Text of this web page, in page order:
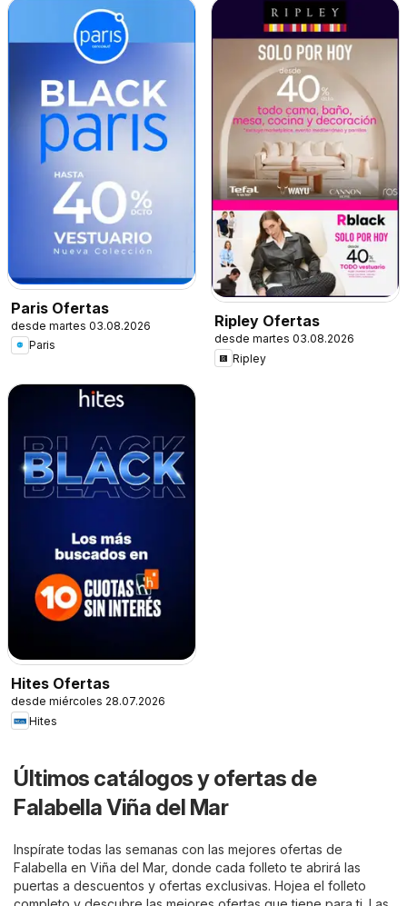
Paris Ofertas
desde martes 03.08.2026
Paris
Ripley Ofertas
desde martes 03.08.2026
Ripley
Hites Ofertas
desde miércoles 28.07.2026
Hites
Últimos catálogos y ofertas de
Falabella Viña del Mar
Inspírate todas las semanas con las mejores ofertas de
Falabella en Viña del Mar, donde cada folleto te abrirá las
puertas a descuentos y ofertas exclusivas. Hojea el folleto